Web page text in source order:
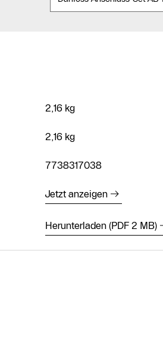
2,16 kg
2,16 kg
7738317038
Jetzt anzeigen
Herunterladen (PDF 2 MB)